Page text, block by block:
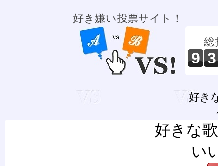
好き嫌い投票サイト！
総
9 3
好き
好きな
い